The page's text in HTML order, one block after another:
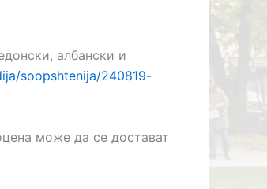
албански и
soopshtenija/240819-
може да се достават